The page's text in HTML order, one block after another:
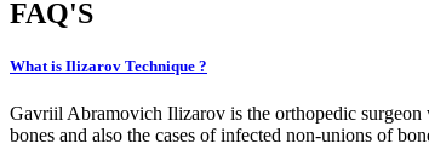
FAQ'S
What is Ilizarov Technique ?
Gavriil Abramovich Ilizarov is the orthopedic surgeon
bones and also the cases of infected non-unions of